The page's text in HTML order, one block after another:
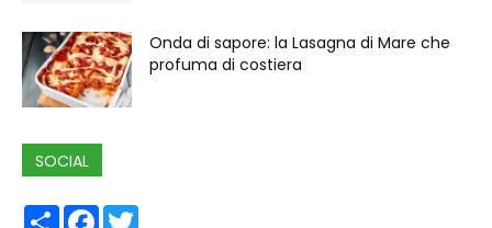
Onda di sapore: la Lasagna di Mare che
profuma di costiera
SOCIAL
ShareFacebook